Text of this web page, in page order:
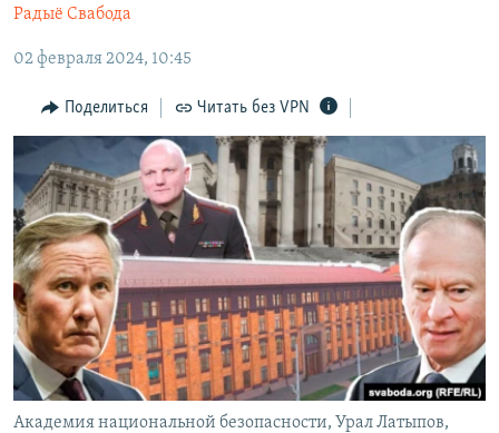
Вернутся
ИНФОГРАФИКА
ТЕЛЕПРОЕКТ КРЫМ.РЕАЛИИ
СОВЕТЫ ПРАВОЗАЩИТНИКОВ
ПРОПАВШИЕ БЕЗ ВЕСТИ
ПОБЕДИТЕЛЕЙ НЕ СУДЯТ?
КРЫМ.НЕПОКОРЕННЫЙ
ELIFBE
УКРАИНСКАЯ ПРОБЛЕМА КРЫМА
РАДІО СВОБОДА
КАК ОБОЙТИ БЛОКИРОВКУ
Qırımtatar
ПРИСОЕДИНЯЙТЕСЬ!
Все сайты RFE/RL
Радыё Свабода
02 февраля 2024, 10:45
Поделиться Читать без VPN
Академия национальной безопасности, Урал Латыпов,